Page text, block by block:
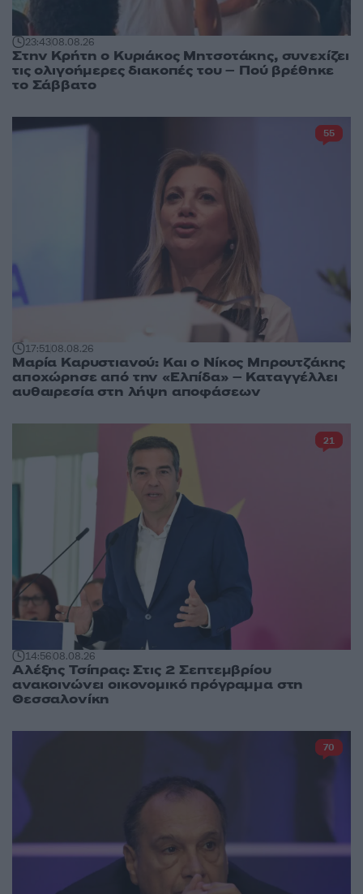
23:4308.08.26
Στην Κρήτη ο Κυριάκος Μητσοτάκης, συνεχίζει
τις ολιγοήμερες διακοπές του – Πού βρέθηκε
το Σάββατο
17:5108.08.26
Μαρία Καρυστιανού: Και ο Νίκος Μπρουτζάκης
αποχώρησε από την «Ελπίδα» – Καταγγέλλει
αυθαιρεσία στη λήψη αποφάσεων
55
14:5608.08.26
Αλέξης Τσίπρας: Στις 2 Σεπτεμβρίου
ανακοινώνει οικονομικό πρόγραμμα στη
Θεσσαλονίκη
21
70